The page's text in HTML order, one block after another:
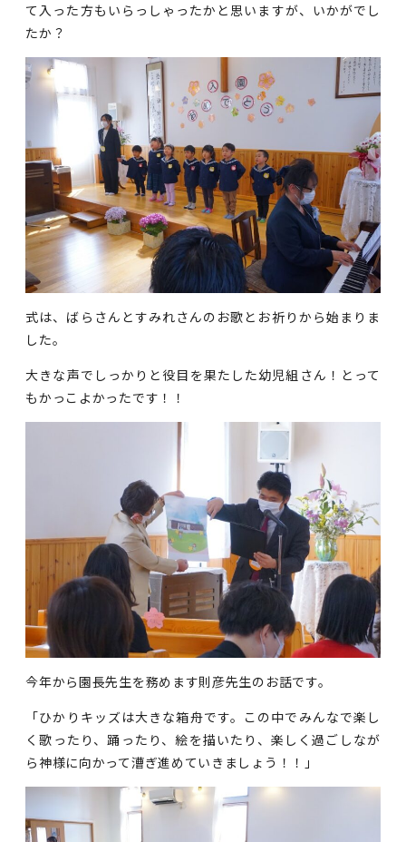
て入った方もいらっしゃったかと思いますが、いかがでし
たか？
式は、ばらさんとすみれさんのお歌とお祈りから始まりま
した。
大きな声でしっかりと役目を果たした幼児組さん！とって
もかっこよかったです！！
今年から園長先生を務めます則彦先生のお話です。
「ひかりキッズは大きな箱舟です。この中でみんなで楽し
く歌ったり、踊ったり、絵を描いたり、楽しく過ごしなが
ら神様に向かって漕ぎ進めていきましょう！！」